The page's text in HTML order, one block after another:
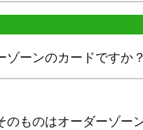
ゾーンのカードですか？
のものはオーダーゾー